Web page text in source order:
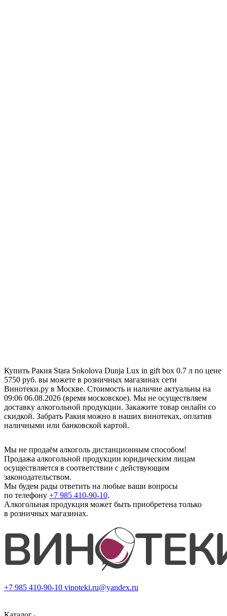
Купить Ракия Stara Sokolova Dunja Lux in gift box 0.7 л по цене
5750 руб. вы можете в розничных магазинах сети
Винотеки.ру в Москве. Стоимость и наличие актуальны на
09:06 06.08.2026 (время московское). Мы не осуществляем
доставку алкогольной продукции. Закажите товар онлайн со
скидкой. Забрать Ракия можно в наших винотеках, оплатив
наличными или банковской картой.
Мы не продаём алкоголь дистанционным способом!
Продажа алкогольной продукции юридическим лицам
осуществляется в соответствии с действующим
законодательством.
Мы будем рады ответить на любые ваши вопросы
по телефону +7 985 410-90-10.
Алкогольная продукция может быть приобретена только
в розничных магазинах.
+7 985 410-90-10 vinoteki.ru@yandex.ru